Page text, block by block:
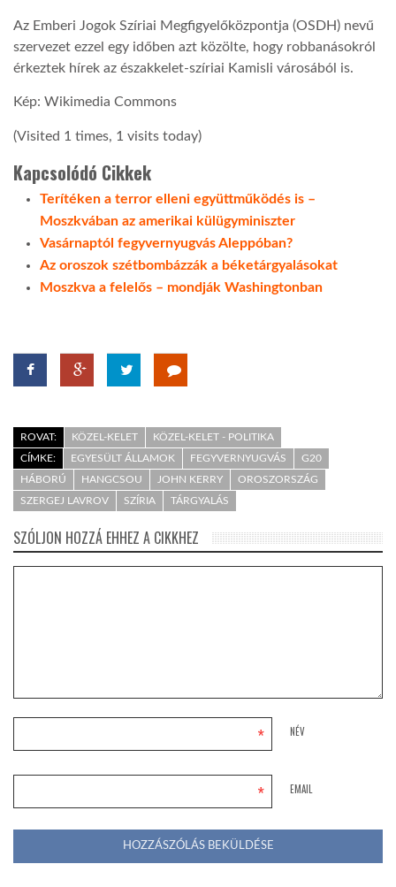
Az Emberi Jogok Szíriai Megfigyelőközpontja (OSDH) nevű
szervezet ezzel egy időben azt közölte, hogy robbanásokról
érkeztek hírek az északkelet-szíriai Kamisli városából is.
Kép: Wikimedia Commons
(Visited 1 times, 1 visits today)
Kapcsolódó Cikkek
Terítéken a terror elleni együttműködés is –
Moszkvában az amerikai külügyminiszter
Vasárnaptól fegyvernyugvás Aleppóban?
Az oroszok szétbombázzák a béketárgyalásokat
Moszkva a felelős – mondják Washingtonban
ROVAT: KÖZEL-KELET
KÖZEL-KELET - POLITIKA
CÍMKE:
EGYESÜLT ÁLLAMOK FEGYVERNYUGVÁS
G20
HÁBORÚ
HANGCSOU JOHN KERRY
OROSZORSZÁG
SZERGEJ LAVROV
SZÍRIA TÁRGYALÁS
SZÓLJON HOZZÁ EHHEZ A CIKKHEZ
NÉV
*
EMAIL
*